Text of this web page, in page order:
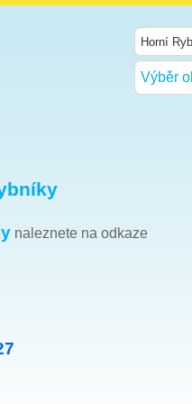
Výběr
naleznete na odkaze